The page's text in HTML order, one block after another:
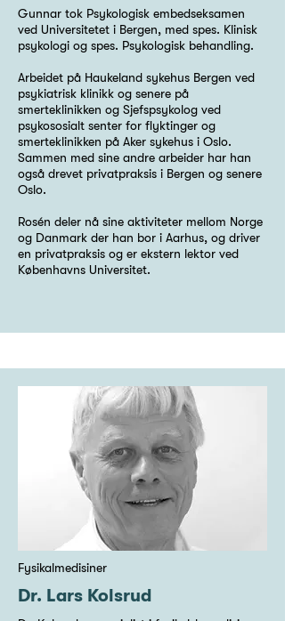
Gunnar tok Psykologisk embedseksamen
ved Universitetet i Bergen, med spes. Klinisk
psykologi og spes. Psykologisk behandling.
Arbeidet på Haukeland sykehus Bergen ved
psykiatrisk klinikk og senere på
smerteklinikken og Sjefspsykolog ved
psykososialt senter for flyktinger og
smerteklinikken på Aker sykehus i Oslo.
Sammen med sine andre arbeider har han
også drevet privatpraksis i Bergen og senere
Oslo.
Rosén deler nå sine aktiviteter mellom Norge
og Danmark der han bor i Aarhus, og driver
en privatpraksis og er ekstern lektor ved
Københavns Universitet.
Fysikalmedisiner
Dr. Lars Kolsrud